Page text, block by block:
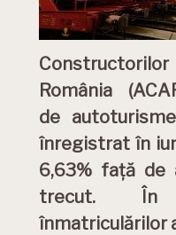
România
de
înregistrat în
6,63% față de
trecut. În
înmatriculărilor